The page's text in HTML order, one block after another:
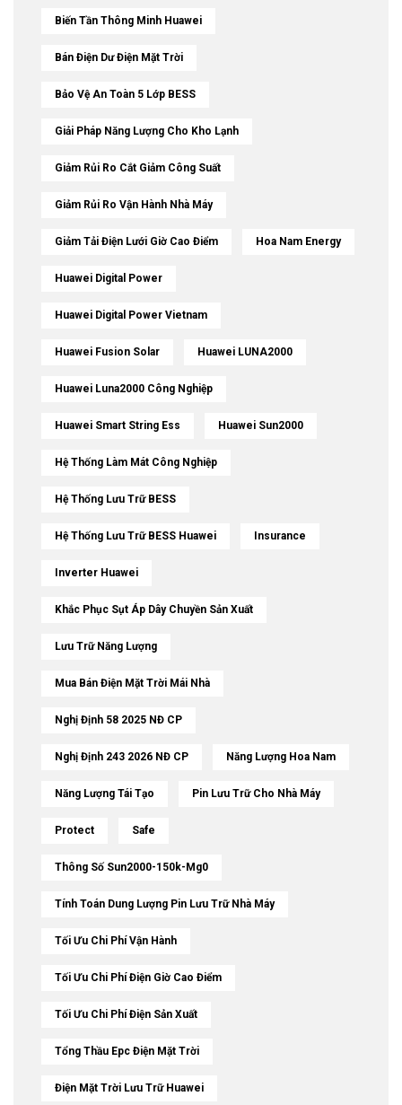
Biến Tần Thông Minh Huawei
Bán Điện Dư Điện Mặt Trời
Bảo Vệ An Toàn 5 Lớp BESS
Giải Pháp Năng Lượng Cho Kho Lạnh
Giảm Rủi Ro Cắt Giảm Công Suất
Giảm Rủi Ro Vận Hành Nhà Máy
Giảm Tải Điện Lưới Giờ Cao Điểm Hoa Nam Energy
Huawei Digital Power
Huawei Digital Power Vietnam
Huawei Fusion Solar Huawei LUNA2000
Huawei Luna2000 Công Nghiệp
Huawei Smart String Ess Huawei Sun2000
Hệ Thống Làm Mát Công Nghiệp
Hệ Thống Lưu Trữ BESS
Hệ Thống Lưu Trữ BESS Huawei Insurance
Inverter Huawei
Khắc Phục Sụt Áp Dây Chuyền Sản Xuất
Lưu Trữ Năng Lượng
Mua Bán Điện Mặt Trời Mái Nhà
Nghị Định 58 2025 NĐ CP
Nghị Định 243 2026 NĐ CP Năng Lượng Hoa Nam
Năng Lượng Tái Tạo Pin Lưu Trữ Cho Nhà Máy
Protect Safe
Thông Số Sun2000-150k-Mg0
Tính Toán Dung Lượng Pin Lưu Trữ Nhà Máy
Tối Ưu Chi Phí Vận Hành
Tối Ưu Chi Phí Điện Giờ Cao Điểm
Tối Ưu Chi Phí Điện Sản Xuất
Tổng Thầu Epc Điện Mặt Trời
Điện Mặt Trời Lưu Trữ Huawei